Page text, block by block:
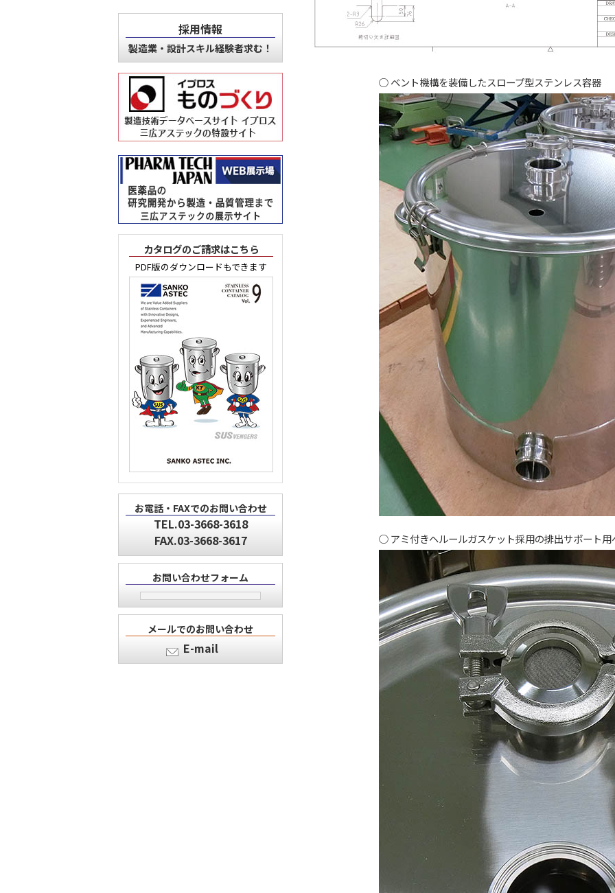
ベント機構を装備したスロープ型ステンレス容器
アミ付きヘルールガスケット採用の排出サポート用
採用情報
製造業・設計スキル経験者求む！
カタログのご請求はこちら
PDF版のダウンロードもできます
お電話・FAXでのお問い合わせ
TEL.03-3668-3618
FAX.03-3668-3617
お問い合わせフォーム
メールでのお問い合わせ
E-mail